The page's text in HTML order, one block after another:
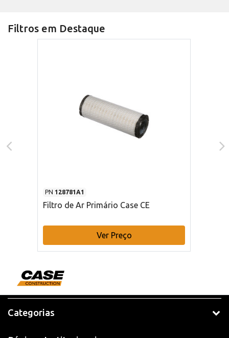
Filtros em Destaque
PN 128781A1
Filtro de Ar Primário Case CE
Ver Preço
Categorias